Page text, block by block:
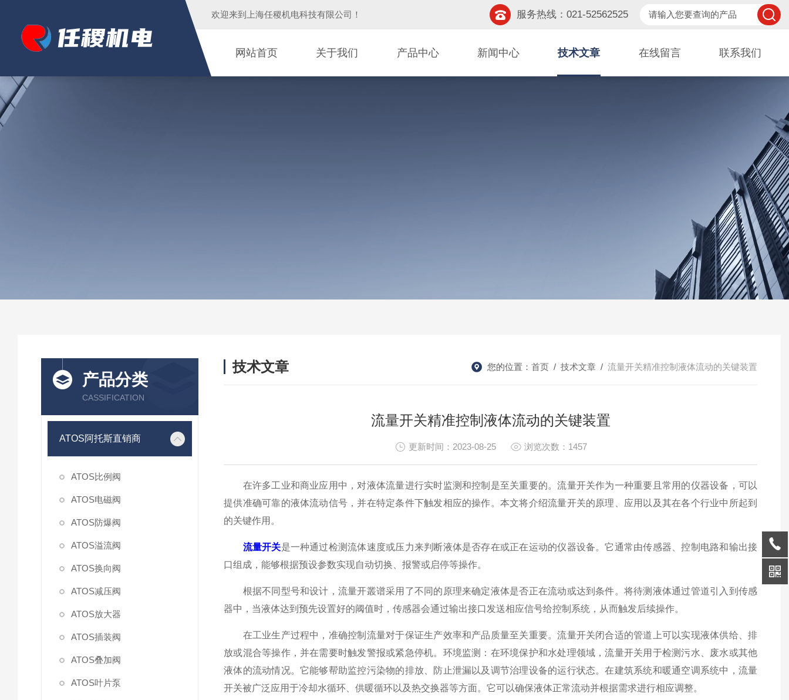
欢迎来到 上海任稷机电科技有限公司 ！ 服务热线：021-52562525
网站首页 关于我们 产品中心 新闻中心 技术文章 在线留言 联系我们
产品分类
CASSIFICATION
ATOS阿托斯直销商
ATOS比例阀
ATOS电磁阀
ATOS防爆阀
ATOS溢流阀
ATOS换向阀
ATOS减压阀
ATOS放大器
ATOS插装阀
ATOS叠加阀
ATOS叶片泵
技术文章 您的位置： 首页 / 技术文章 / 流量开关精准控制液体流动的关键装置
流量开关精准控制液体流动的关键装置
更新时间：2023-08-25 浏览次数：1457
在许多工业和商业应用中，对液体流量进行实时监测和控制是至关重要的。流量开关作为一种重要且常用的仪器设备，可以
提供准确可靠的液体流动信号，并在特定条件下触发相应的操作。本文将介绍流量开关的原理、应用以及其在各个行业中所起到
的关键作用。
流量开关是一种通过检测流体速度或压力来判断液体是否存在或正在运动的仪器设备。它通常由传感器、控制电路和输出接
口组成，能够根据预设参数实现自动切换、报警或启停等操作。
根据不同型号和设计，流量开叢谱采用了不同的原理来确定液体是否正在流动或达到条件。将待测液体通过管道引入到传感
器中，当液体达到预先设置好的阈值时，传感器会通过输出接口发送相应信号给控制系统，从而触发后续操作。
在工业生产过程中，准确控制流量对于保证生产效率和产品质量至关重要。流量开关闭合适的管道上可以实现液体供给、排
放或混合等操作，并在需要时触发警报或紧急停机。环境监测：在环境保护和水处理领域，流量开关用于检测污水、废水或其他
液体的流动情况。它能够帮助监控污染物的排放、防止泄漏以及调节治理设备的运行状态。在建筑系统和暖通空调系统中，流量
开关被广泛应用于冷却水循环、供暖循环以及热交换器等方面。它可以确保液体正常流动并根据需求进行相应调整。